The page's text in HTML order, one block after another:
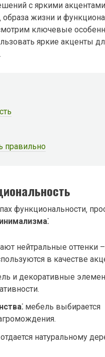
с яркими
образа жизни и
ключевые
яркие акценты
правильно
функциональности‚
нейтральные оттенки
в качестве
и декоративные
мебель выбирается
натуральному